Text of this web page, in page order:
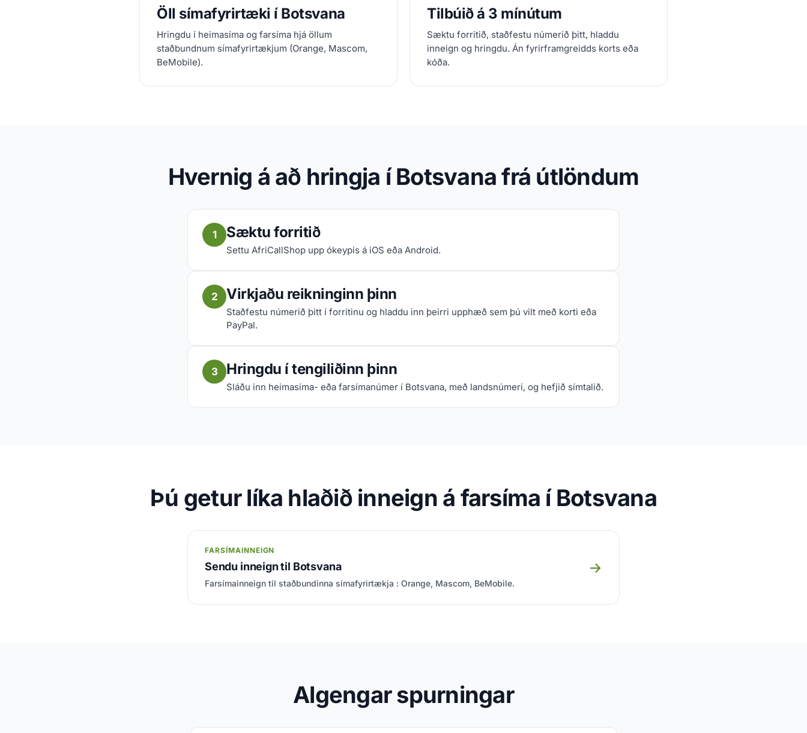
Öll símafyrirtæki í Botsvana
Hringdu í heimasíma og farsíma hjá öllum
staðbundnum símafyrirtækjum (Orange, Mascom,
BeMobile).
Tilbúið á 3 mínútum
Sæktu forritið, staðfestu númerið þitt, hladdu
inneign og hringdu. Án fyrirframgreidds korts eða
kóða.
Hvernig á að hringja í Botsvana frá útlöndum
1 Sæktu forritið
Settu AfriCallShop upp ókeypis á iOS eða Android.
2 Virkjaðu reikninginn þinn
Staðfestu númerið þitt í forritinu og hladdu inn þeirri upphæð sem þú vilt með korti eða
PayPal.
3 Hringdu í tengiliðinn þinn
Sláðu inn heimasíma- eða farsímanúmer í Botsvana, með landsnúmeri, og hefjið símtalið.
Þú getur líka hlaðið inneign á farsíma í Botsvana
FARSÍMAINNEIGN
Sendu inneign til Botsvana
Farsímainneign til staðbundinna símafyrirtækja : Orange, Mascom, BeMobile.
→
Algengar spurningar